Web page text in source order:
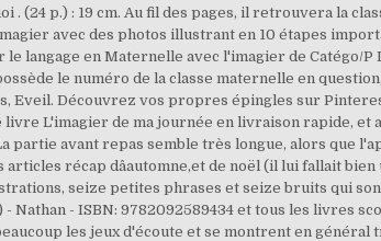
. (24 p.) : 19 cm. Au fil des pages, il retrouvera la
avec des photos illustrant en 10 étapes
le langage en Maternelle avec l'imagier de Catégo/
le numéro de la classe maternelle en
Eveil. Découvrez vos propres épingles sur
L'imagier de ma journée en livraison rapide,
partie avant repas semble très longue, alors que
récap dâautomne,et de noël (il lui fallait
seize petites phrases et seize bruits qui
- Nathan - ISBN: 9782092589434 et tous les livres
les jeux d'écoute et se montrent en